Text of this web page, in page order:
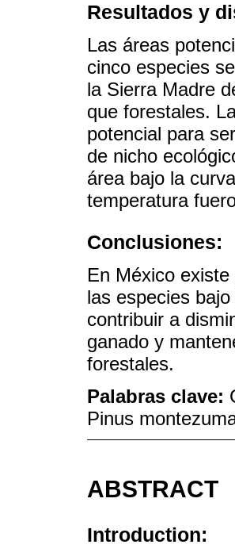
Resultados y
Las áreas
cinco especies
la Sierra Madre
que forestales.
potencial para
de nicho
área bajo la
temperatura
Conclusiones:
En México
las especies
contribuir a
ganado y
forestales.
Palabras clave:
Pinus
ABSTRACT
Introduction: